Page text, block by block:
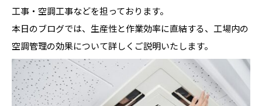
工事・空調工事などを担っております。
本日のブログでは、生産性と作業効率に直結する、工場内の
空調管理の効果について詳しくご説明いたします。